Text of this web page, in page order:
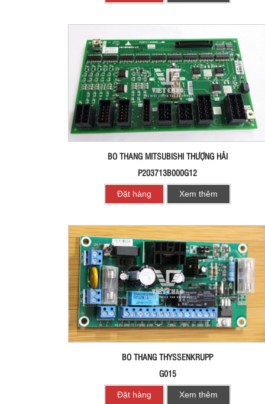
BO THANG MITSUBISHI THƯỢNG HẢI
P203713B000G12
Đặt hàng Xem thêm
BO THANG THYSSENKRUPP
G015
Đặt hàng Xem thêm